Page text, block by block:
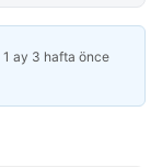
1 ay 3 hafta önce